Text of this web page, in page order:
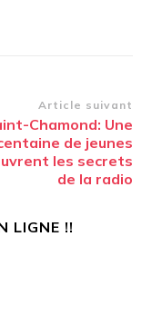
Article suivant
Chamond: Une
de jeunes
les secrets
de la radio
LIGNE !!